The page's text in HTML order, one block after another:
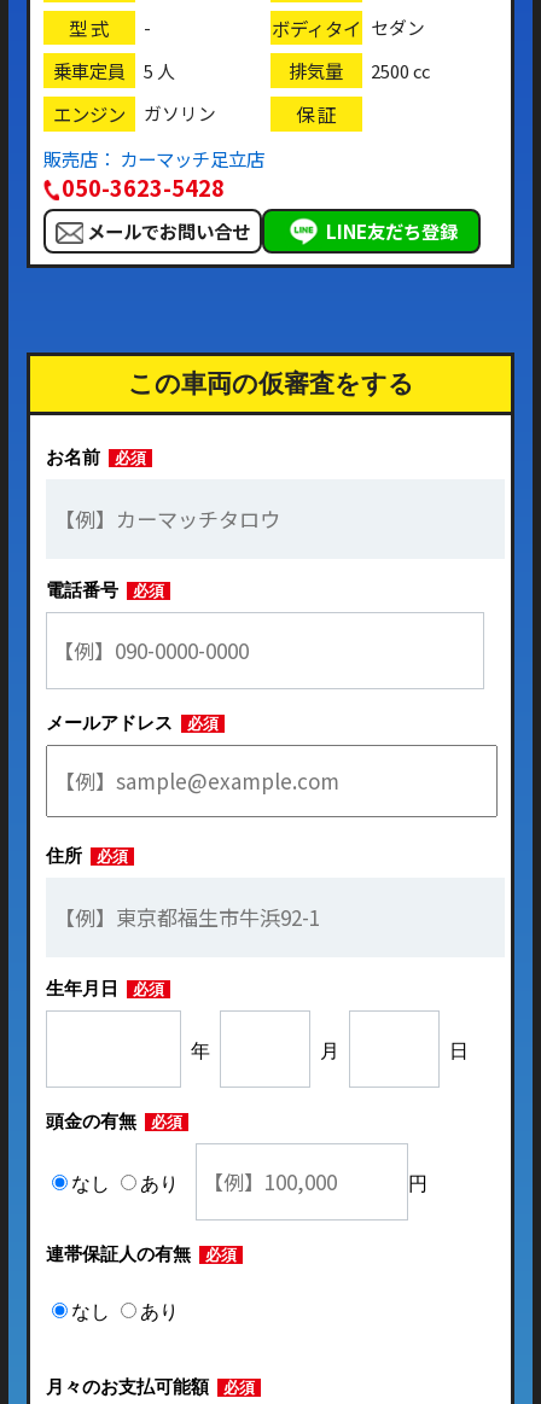
型 式 -
ボディタイ
プ
セダン
乗車定員 5 人 排気量 2500 cc
エンジン ガソリン
保 証
販売店： カーマッチ足立店
050-3623-5428
メールでお問い合せ LINE友だち登録
この車両の仮審査をする
お名前 必須
電話番号 必須
メールアドレス 必須
住所 必須
生年月日 必須
年 月 日
頭金の有無 必須
なし あり 円
連帯保証人の有無 必須
なし あり
月々のお支払可能額 必須